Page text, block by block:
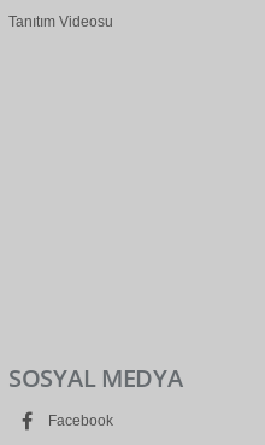
Tanıtım Videosu
SOSYAL MEDYA
Facebook